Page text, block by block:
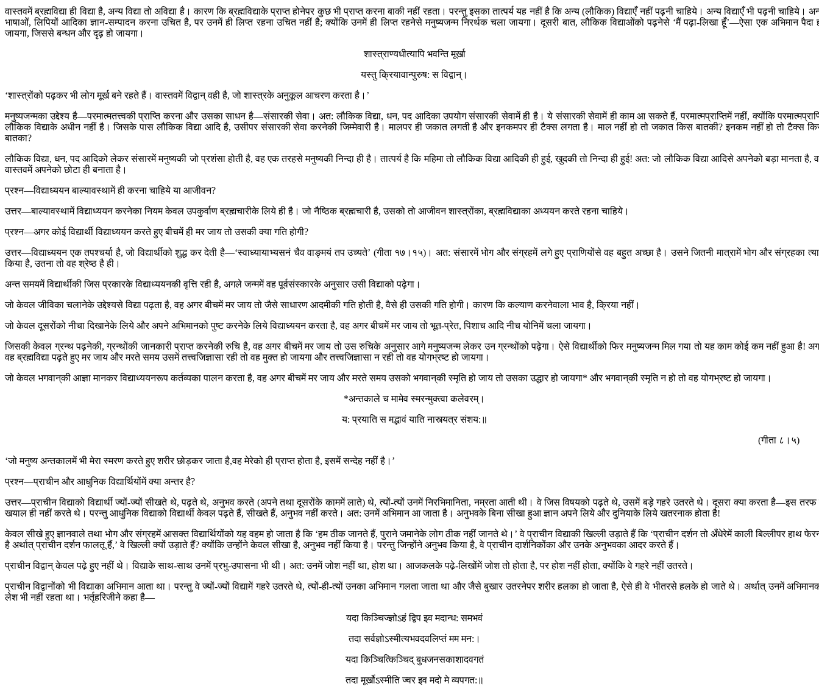
वास्तवमें ब्रह्मविद्या ही विद्या है, अन्य विद्या तो अविद्या है। कारण कि ब्रह्मविद्याके प्राप्त होनेपर कुछ भी प्राप्त करना बाकी नहीं रहता। परन्तु इसका तात्पर्य यह नहीं है कि अन्य (लौकिक) विद्याएँ नहीं पढ़नी चाहिये। अन्य विद्याएँ भी पढ़नी चाहिये।
भाषाओं, लिपियों आदिका ज्ञान-सम्पादन करना उचित है, पर उनमें ही लिप्त रहना उचित नहीं है; क्योंकि उनमें ही लिप्त रहनेसे मनुष्यजन्म निरर्थक चला जायगा। दूसरी बात, लौकिक विद्याओंको पढ़नेसे ‘मैं पढ़ा-लिखा हूँ’—ऐसा एक अभिमान पैदा
जायगा, जिससे बन्धन और दृढ़ हो जायगा।
शास्त्राण्यधीत्यापि भवन्ति मूर्खा
यस्तु क्रियावान्पुरुष: स विद्वान्।
‘शास्त्रोंको पढ़कर भी लोग मूर्ख बने रहते हैं। वास्तवमें विद्वान् वही है, जो शास्त्रके अनुकूल आचरण करता है।’
मनुष्यजन्मका उद्देश्य है—परमात्मतत्त्वकी प्राप्ति करना और उसका साधन है—संसारकी सेवा। अत: लौकिक विद्या, धन, पद आदिका उपयोग संसारकी सेवामें ही है। ये संसारकी सेवामें ही काम आ सकते हैं, परमात्मप्राप्तिमें नहीं, क्योंकि
लौकिक विद्याके अधीन नहीं है। जिसके पास लौकिक विद्या आदि है, उसीपर संसारकी सेवा करनेकी जिम्मेवारी है। मालपर ही जकात लगती है और इनकमपर ही टैक्स लगता है। माल नहीं हो तो जकात किस बातकी? इनकम नहीं हो तो टैक्स
बातका?
लौकिक विद्या, धन, पद आदिको लेकर संसारमें मनुष्यकी जो प्रशंसा होती है, वह एक तरहसे मनुष्यकी निन्दा ही है। तात्पर्य है कि महिमा तो लौकिक विद्या आदिकी ही हुई, खुदकी तो निन्दा ही हुई! अत: जो लौकिक विद्या आदिसे अपनेको बड़ा मानता है,
वास्तवमें अपनेको छोटा ही बनाता है।
प्रश्न—विद्याध्ययन बाल्यावस्थामें ही करना चाहिये या आजीवन?
उत्तर—बाल्यावस्थामें विद्याध्ययन करनेका नियम केवल उपकुर्वाण ब्रह्मचारीके लिये ही है। जो नैष्ठिक ब्रह्मचारी है, उसको तो आजीवन शास्त्रोंका, ब्रह्मविद्याका अध्ययन करते रहना चाहिये।
प्रश्न—अगर कोई विद्यार्थी विद्याध्ययन करते हुए बीचमें ही मर जाय तो उसकी क्या गति होगी?
उत्तर—विद्याध्ययन एक तपश्चर्या है, जो विद्यार्थीको शुद्ध कर देती है—‘स्वाध्यायाभ्यसनं चैव वाङ्मयं तप उच्यते’ (गीता १७।१५)। अत: संसारमें भोग और संग्रहमें लगे हुए प्राणियोंसे वह बहुत अच्छा है। उसने जितनी मात्रामें भोग और संग्रहका
किया है, उतना तो वह श्रेष्ठ है ही।
अन्त समयमें विद्यार्थीकी जिस प्रकारके विद्याध्ययनकी वृत्ति रही है, अगले जन्ममें वह पूर्वसंस्कारके अनुसार उसी विद्याको पढ़ेगा।
जो केवल जीविका चलानेके उद्देश्यसे विद्या पढ़ता है, वह अगर बीचमें मर जाय तो जैसे साधारण आदमीकी गति होती है, वैसे ही उसकी गति होगी। कारण कि कल्याण करनेवाला भाव है, क्रिया नहीं।
जो केवल दूसरोंको नीचा दिखानेके लिये और अपने अभिमानको पुष्ट करनेके लिये विद्याध्ययन करता है, वह अगर बीचमें मर जाय तो भूत-प्रेत, पिशाच आदि नीच योनिमें चला जायगा।
जिसकी केवल ग्रन्थ पढ़नेकी, ग्रन्थोंकी जानकारी प्राप्त करनेकी रुचि है, वह अगर बीचमें मर जाय तो उस रुचिके अनुसार आगे मनुष्यजन्म लेकर उन ग्रन्थोंको पढ़ेगा। ऐसे विद्यार्थीको फिर मनुष्यजन्म मिल गया तो यह काम कोई कम नहीं हुआ है!
वह ब्रह्मविद्या पढ़ते हुए मर जाय और मरते समय उसमें तत्त्वजिज्ञासा रही तो वह मुक्त हो जायगा और तत्त्वजिज्ञासा न रही तो वह योगभ्रष्ट हो जायगा।
जो केवल भगवान‍्की आज्ञा मानकर विद्याध्ययनरूप कर्तव्यका पालन करता है, वह अगर बीचमें मर जाय और मरते समय उसको भगवान‍्की स्मृति हो जाय तो उसका उद्धार हो जायगा* और भगवान‍्की स्मृति न हो तो वह योगभ्रष्ट हो जायगा।
*अन्तकाले च मामेव स्मरन्मुक्त्वा कलेवरम्।
य: प्रयाति स मद्भावं याति नास्त्यत्र संशय:॥
(गीता ८।५)
‘जो मनुष्य अन्तकालमें भी मेरा स्मरण करते हुए शरीर छोड़कर जाता है,वह मेरेको ही प्राप्त होता है, इसमें सन्देह नहीं है।’
प्रश्न—प्राचीन और आधुनिक विद्यार्थियोंमें क्या अन्तर है?
उत्तर—प्राचीन विद्याको विद्यार्थी ज्यों-ज्यों सीखते थे, पढ़ते थे, अनुभव करते (अपने तथा दूसरोंके काममें लाते) थे, त्यों-त्यों उनमें निरभिमानिता, नम्रता आती थी। वे जिस विषयको पढ़ते थे, उसमें बड़े गहरे उतरते थे। दूसरा क्या करता है—इस तरफ
खयाल ही नहीं करते थे। परन्तु आधुनिक विद्याको विद्यार्थी केवल पढ़ते हैं, सीखते हैं, अनुभव नहीं करते। अत: उनमें अभिमान आ जाता है। अनुभवके बिना सीखा हुआ ज्ञान अपने लिये और दुनियाके लिये खतरनाक होता है!
केवल सीखे हुए ज्ञानवाले तथा भोग और संग्रहमें आसक्त विद्यार्थियोंको यह वहम हो जाता है कि ‘हम ठीक जानते हैं, पुराने जमानेके लोग ठीक नहीं जानते थे।’ वे प्राचीन विद्याकी खिल्ली उड़ाते हैं कि ‘प्राचीन दर्शन तो अँधेरेमें काली बिल्लीपर हाथ
है अर्थात् प्राचीन दर्शन फालतू हैं,’ वे खिल्ली क्यों उड़ाते हैं? क्योंकि उन्होंने केवल सीखा है, अनुभव नहीं किया है। परन्तु जिन्होंने अनुभव किया है, वे प्राचीन दार्शनिकोंका और उनके अनुभवका आदर करते हैं।
प्राचीन विद्वान् केवल पढे़ हुए नहीं थे। विद्याके साथ-साथ उनमें प्रभु-उपासना भी थी। अत: उनमें जोश नहीं था, होश था। आजकलके पढे़-लिखोंमें जोश तो होता है, पर होश नहीं होता, क्योंकि वे गहरे नहीं उतरते।
प्राचीन विद्वानोंको भी विद्याका अभिमान आता था। परन्तु वे ज्यों-ज्यों विद्यामें गहरे उतरते थे, त्यों-ही-त्यों उनका अभिमान गलता जाता था और जैसे बुखार उतरनेपर शरीर हलका हो जाता है, ऐसे ही वे भीतरसे हलके हो जाते थे। अर्थात् उनमें
लेश भी नहीं रहता था। भर्तृहरिजीने कहा है—
यदा किञ्चिज्ज्ञोऽहं द्विप इव मदान्ध: समभवं
तदा सर्वज्ञोऽस्मीत्यभवदवलिप्तं मम मन:।
यदा किञ्चित्किञ्चिद् बुधजनसकाशादवगतं
तदा मूर्खोऽस्मीति ज्वर इव मदो मे व्यपगत:॥